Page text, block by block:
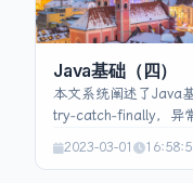
法且无构造器，抽象
接口弥补单继承限制
Java基础（四）
本文系统阐述了Java
try‑catch‑finally，异
行，若其中出现return
2023-03-01